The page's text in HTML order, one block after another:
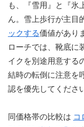
も、『雪用』と『氷
ん。雪上歩行が主目
ックする価値があり
ローチでは、靴底に
イクを別途用意する
結時の転倒に注意を
認を優先してくださ
同価格帯の比較は コ